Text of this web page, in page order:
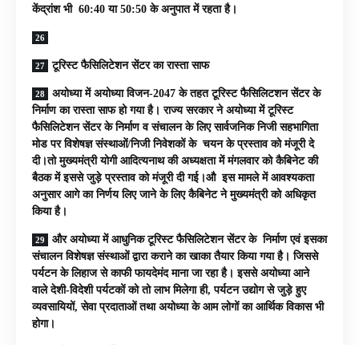
केंद्रांश भी 60:40 या 50:50 के अनुपात में रहता है।
टूरिस्ट फैसिलिटेशन सेंटर का रास्ता साफ
अयोध्या में अयोध्या विजन-2047 के तहत टूरिस्ट फैसिलिटशन सेंटर के
निर्माण का रास्ता साफ हो गया है। राज्य सरकार ने अयोध्या में टूरिस्ट
फैसिलिटेशन सेंटर के निर्माण व संचालन के लिए सार्वजनिक निजी सहभागिता
मोड पर विशेषज्ञ संस्थाओं/निजी निवेशकों के चयन के प्रस्ताव को मंजूरी दे
दी।तो मुख्यमंत्री योगी आदित्यनाथ की अध्यक्षता में मंगलवार को कैबिनेट की
बैठक में इससे जुड़े प्रस्ताव को मंजूरी दी गई।औ इस मामले में आवश्यकता
अनुसार आगे का निर्णय लिए जाने के लिए कैबिनेट ने मुख्यमंत्री को अधिकृत
किया है।
और अयोध्या में आधुनिक टूरिस्ट फैसिलिटेशन सेंटर के निर्माण एवं इसका
संचालन विशेषज्ञ संस्थाओं द्वारा कराने का खाका तैयार किया गया है। जिससे
पर्यटन के लिहाज से काफी फायदेमंद माना जा रहा है। इससे अयोध्या आने
वाले देशी-विदेशी पर्यटकों को तो लाभ मिलेगा ही, पर्यटन उद्योग से जुड़े हुए
व्यवसायियों, सेवा प्रदाताओं तथा अयोध्या के आम लोगों का आर्थिक विकास भी
होगा।